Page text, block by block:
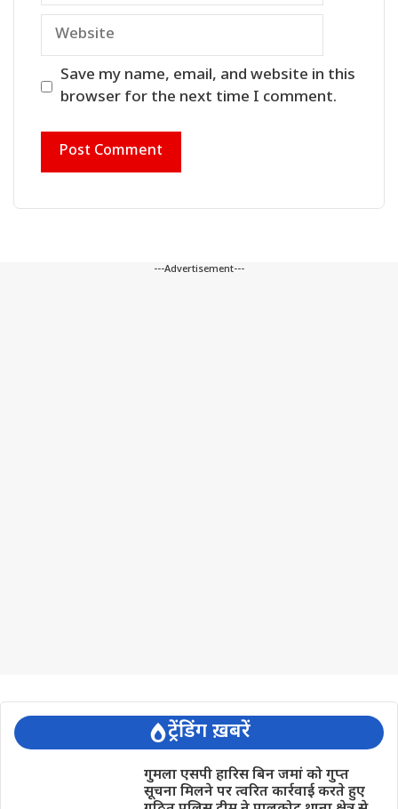
Website
Save my name, email, and website in this
browser for the next time I comment.
---Advertisement---
ट्रेंडिंग ख़बरें
गुमला एसपी हारिस बिन जमां को गुप्त
सूचना मिलने पर त्वरित कार्रवाई करते हुए